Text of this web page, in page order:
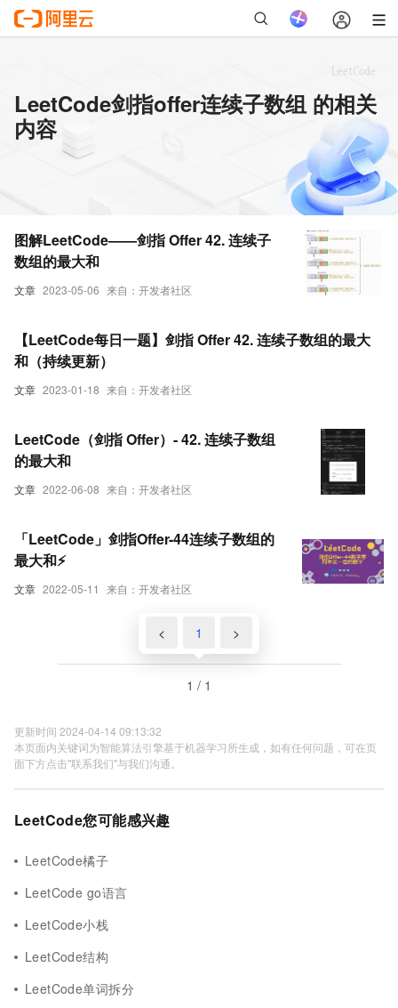
LeetCode剑指offer连续子数组 的相关
内容
文章 2023-05-06 来自：开发者社区
图解LeetCode——剑指 Offer 42. 连续子
数组的最大和
文章 2023-01-18 来自：开发者社区
【LeetCode每日一题】剑指 Offer 42. 连续子数组的最大
和（持续更新）
文章 2022-06-08 来自：开发者社区
LeetCode（剑指 Offer）- 42. 连续子数组
的最大和
文章 2022-05-11 来自：开发者社区
「LeetCode」剑指Offer-44连续子数组的
最大和⚡️
< 1 >
1 / 1
更新时间 2024-04-14 09:13:32
本页面内关键词为智能算法引擎基于机器学习所生成，如有任何问题，可在页
面下方点击"联系我们"与我们沟通。
LeetCode您可能感兴趣
LeetCode橘子
LeetCode go语言
LeetCode小栈
LeetCode结构
LeetCode单词拆分